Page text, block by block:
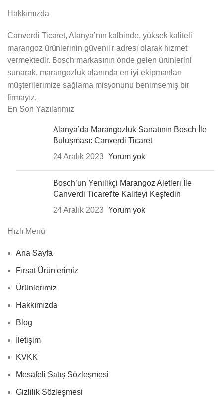
Hakkımızda
Canverdi Ticaret, Alanya’nın kalbinde, yüksek kaliteli
marangoz ürünlerinin güvenilir adresi olarak hizmet
vermektedir. Bosch markasının önde gelen ürünlerini
sunarak, marangozluk alanında en iyi ekipmanları
müşterilerimize sağlama misyonunu benimsemiş bir
firmayız.
En Son Yazılarımız
Alanya’da Marangozluk Sanatının Bosch İle
Buluşması: Canverdi Ticaret
24 Aralık 2023 Yorum yok
Bosch’un Yenilikçi Marangoz Aletleri İle
Canverdi Ticaret’te Kaliteyi Keşfedin
24 Aralık 2023 Yorum yok
Hızlı Menü
Ana Sayfa
Fırsat Ürünlerimiz
Ürünlerimiz
Hakkımızda
Blog
İletişim
KVKK
Mesafeli Satış Sözleşmesi
Gizlilik Sözleşmesi